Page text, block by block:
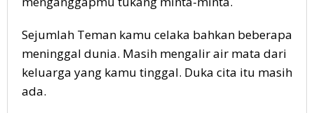
Sejumlah Teman kamu celaka bahkan beberapa
meninggal dunia. Masih mengalir air mata dari
keluarga yang kamu tinggal. Duka cita itu masih
ada.